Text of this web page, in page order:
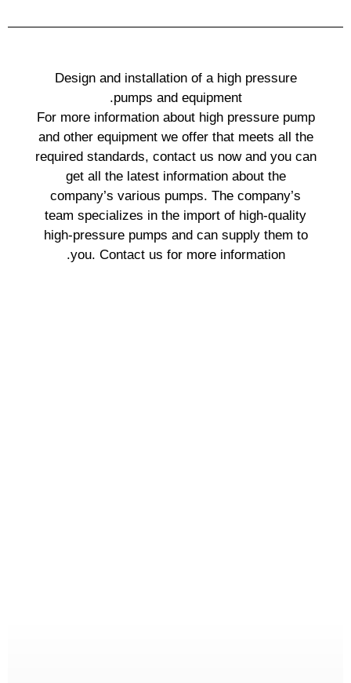
Design and installation of a high pressure
pumps and equipment.
For more information about high pressure pump
and other equipment we offer that meets all the
required standards, contact us now and you can
get all the latest information about the
company’s various pumps. The company’s
team specializes in the import of high-quality
high-pressure pumps and can supply them to
you. Contact us for more information.